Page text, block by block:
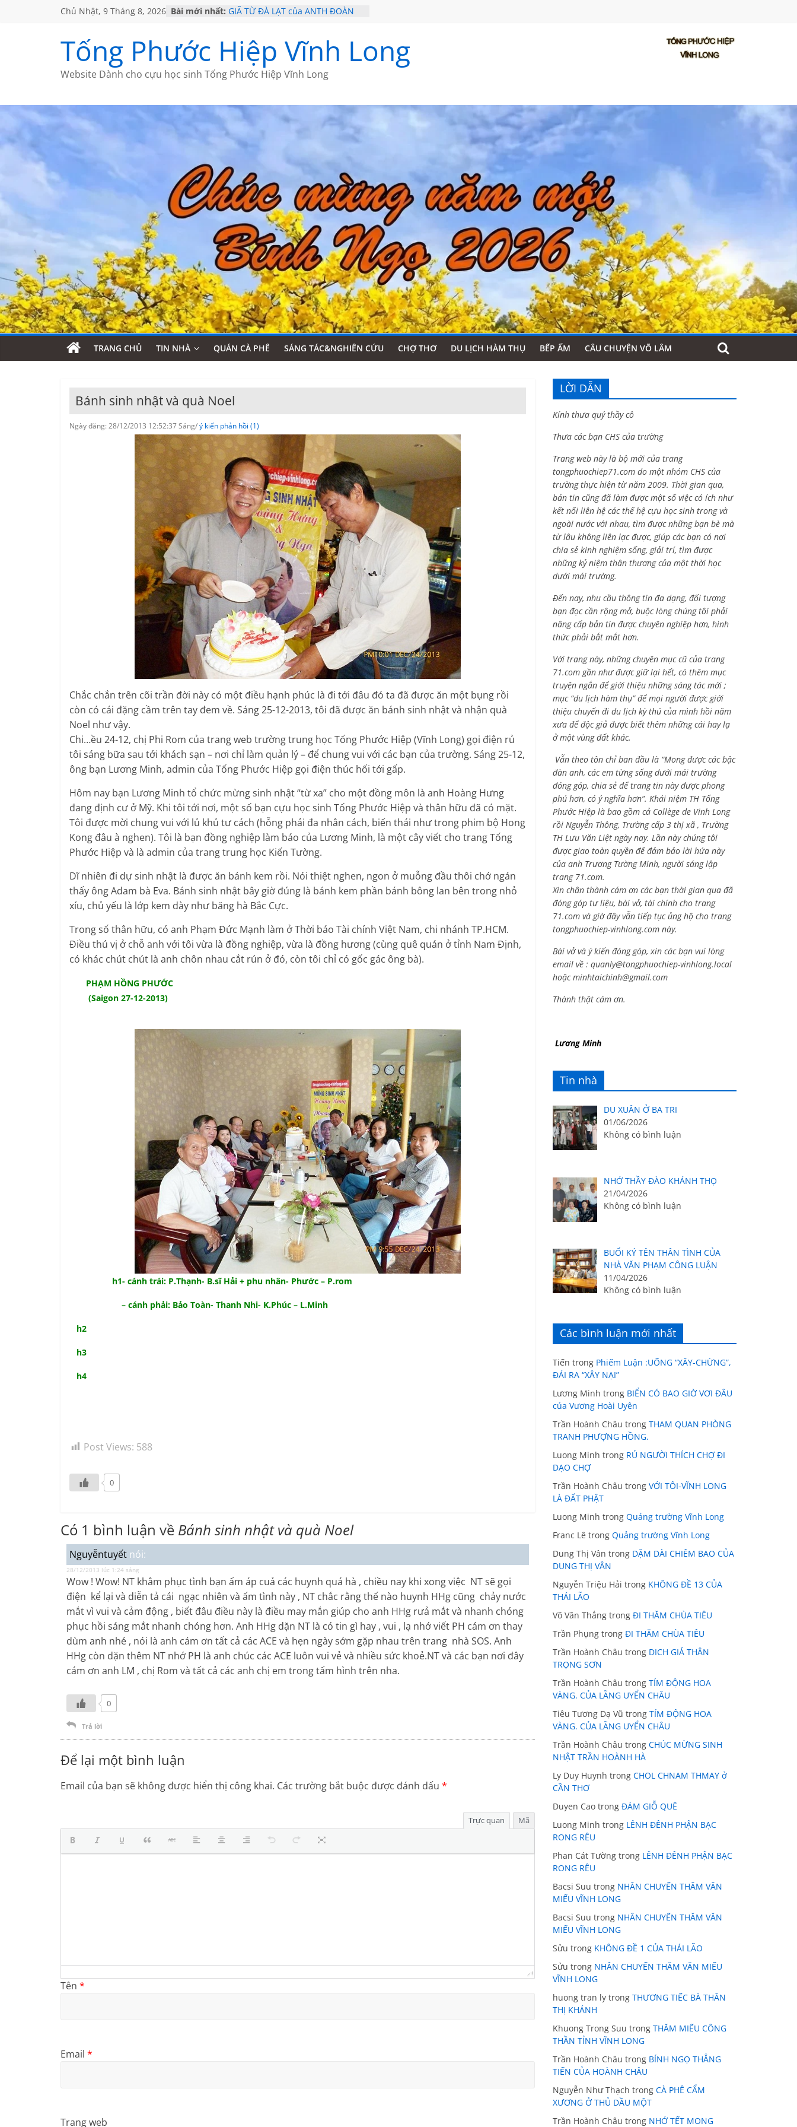
Chủ Nhật, 9 Tháng 8, 2026 Bài mới nhất: GIÃ TỪ ĐÀ LẠT của ANTH ĐOÀN
KHÔNG ĐỀ 19 CỦA THÁI LÃO
CHÙM THƠ CỦA BÍCH HÀ
Tống Phước Hiệp Vĩnh Long
Website Dành cho cựu học sinh Tống Phước Hiệp Vĩnh Long
TRANG CHỦ TIN NHÀ QUÁN CÀ PHÊ SÁNG TÁC&NGHIÊN CỨU CHỢ THƠ DU LỊCH HÀM THỤ BẾP ẤM CÂU CHUYỆN VÕ LÂM
Bánh sinh nhật và quà Noel
Ngày đăng: 28/12/2013 12:52:37 Sáng/ý kiến phản hồi (1)
Chắc chắn trên cõi trần đời này có một điều hạnh phúc là đi tới đâu đó ta đã được ăn một bụng rồi
còn có cái đặng cầm trên tay đem về. Sáng 25-12-2013, tôi đã được ăn bánh sinh nhật và nhận quà
Noel như vậy.
Chi…ều 24-12, chị Phi Rom của trang web trường trung học Tống Phước Hiệp (Vĩnh Long) gọi điện rủ
tôi sáng bữa sau tới khách sạn – nơi chỉ làm quản lý – để chung vui với các bạn của trường. Sáng 25-12,
ông bạn Lương Minh, admin của Tống Phước Hiệp gọi điện thúc hối tới gấp.
Hôm nay bạn Lương Minh tổ chức mừng sinh nhật “từ xa” cho một đồng môn là anh Hoàng Hưng
đang định cư ở Mỹ. Khi tôi tới nơi, một số bạn cựu học sinh Tống Phước Hiệp và thân hữu đã có mặt.
Tôi được mời chung vui với lủ khủ tư cách (hỗng phải đa nhân cách, biến thái như trong phim bộ Hong
Kong đâu à nghen). Tôi là bạn đồng nghiệp làm báo của Lương Minh, là một cây viết cho trang Tống
Phước Hiệp và là admin của trang trung học Kiến Tường.
Dĩ nhiên đi dự sinh nhật là được ăn bánh kem rồi. Nói thiệt nghen, ngon ở muỗng đầu thôi chớ ngán
thấy ông Adam bà Eva. Bánh sinh nhật bây giờ đúng là bánh kem phần bánh bông lan bên trong nhỏ
xíu, chủ yếu là lớp kem dày như băng hà Bắc Cực.
Trong số thân hữu, có anh Phạm Đức Mạnh làm ở Thời báo Tài chính Việt Nam, chi nhánh TP.HCM.
Điều thú vị ở chỗ anh với tôi vừa là đồng nghiệp, vừa là đồng hương (cùng quê quán ở tỉnh Nam Định,
có khác chút chút là anh chôn nhau cắt rún ở đó, còn tôi chỉ có gốc gác ông bà).
PHẠM HỒNG PHƯỚC
(Saigon 27-12-2013)
h1- cánh trái: P.Thạnh- B.sĩ Hải + phu nhân- Phước – P.rom
– cánh phải: Bảo Toàn- Thanh Nhi- K.Phúc – L.Minh
h2
h3
h4
Post Views: 588
0
Có 1 bình luận về Bánh sinh nhật và quà Noel
Nguyễntuyết nói:
28/12/2013 lúc 1:24 sáng
Wow ! Wow! NT khâm phục tình bạn ấm áp cuả các huynh quá hà , chiều nay khi xong việc NT sẽ gọi
điện kể lại và diễn tả cái ngạc nhiên và ấm tình này , NT chắc rằng thế nào huynh HHg cũng chảy nước
mắt vì vui và cảm động , biết đâu điều này là điều may mắn giúp cho anh HHg rưả mắt và nhanh chóng
phục hồi sáng mắt nhanh chóng hơn. Anh HHg dặn NT là có tin gì hay , vui , lạ nhớ viết PH cám ơn thay
dùm anh nhé , nói là anh cám ơn tất cả các ACE và hẹn ngày sớm gặp nhau trên trang nhà SOS. Anh
HHg còn dặn thêm NT nhớ PH là anh chúc các ACE luôn vui vẻ và nhiều sức khoẻ.NT và các bạn nơi đây
cám ơn anh LM , chị Rom và tất cả các anh chị em trong tấm hình trên nha.
0
Trả lời
Để lại một bình luận
Email của bạn sẽ không được hiển thị công khai. Các trường bắt buộc được đánh dấu *
Trực quan Mã
Tên *
Email *
Trang web
LỜI DẪN
Kính thưa quý thầy cô
Thưa các bạn CHS của trường
Trang web này là bộ mới của trang
tongphuochiep71.com do một nhóm CHS của
trường thực hiện từ năm 2009. Thời gian qua,
bản tin cũng đã làm được một số việc có ích như
kết nối liên hệ các thế hệ cựu học sinh trong và
ngoài nước với nhau, tìm được những bạn bè mà
từ lâu không liên lạc được, giúp các bạn có nơi
chia sẻ kinh nghiệm sống, giải trí, tìm được
những kỷ niệm thân thương của một thời học
dưới mái trường.
Đến nay, nhu cầu thông tin đa dạng, đối tượng
bạn đọc cần rộng mở, buộc lòng chúng tôi phải
nâng cấp bản tin được chuyên nghiệp hơn, hình
thức phải bắt mắt hơn.
Với trang này, những chuyên mục cũ của trang
71.com gần như được giữ lại hết, có thêm mục
truyện ngắn để giới thiệu những sáng tác mới ;
mục “du lịch hàm thụ” để mọi người được giới
thiệu chuyến đi du lịch kỳ thú của mình hồi năm
xưa để độc giả được biết thêm những cái hay lạ
ở một vùng đất khác.
Vẫn theo tôn chỉ ban đầu là “Mong được các bậc
đàn anh, các em từng sống dưới mái trường
đóng góp, chia sẻ để trang tin này được phong
phú hơn, có ý nghĩa hơn”. Khái niệm TH Tống
Phước Hiệp là bao gồm cả Collège de Vinh Long
rồi Nguyễn Thông, Trường cấp 3 thị xã , Trường
TH Lưu Văn Liệt ngày nay. Lần này chúng tôi
được giao toàn quyền để đảm bảo lời hứa này
của anh Trương Tường Minh, người sáng lập
trang 71.com.
Xin chân thành cám ơn các bạn thời gian qua đã
đóng góp tư liệu, bài vở, tài chính cho trang
71.com và giờ đây vẫn tiếp tục ủng hộ cho trang
tongphuochiep-vinhlong.com này.
Bài vở và ý kiến đóng góp, xin các bạn vui lòng
email về : quanly@tongphuochiep-vinhlong.local
hoặcminhtaichinh@gmail.com
Thành thật cám ơn.
Lương Minh
Tin nhà
DU XUÂN Ở BA TRI
01/06/2026
Không có bình luận
NHỚ THẦY ĐÀO KHÁNH THỌ
21/04/2026
Không có bình luận
BUỔI KÝ TÊN THÂN TÌNH CỦA
NHÀ VĂN PHẠM CÔNG LUẬN
11/04/2026
Không có bình luận
Các bình luận mới nhất
Tiến trong Phiếm Luận :UỐNG “XÂY-CHỪNG”,
ĐÁI RA “XÂY NẠI”
Lương Minh trong BIỂN CÓ BAO GIỜ VƠI ĐÂU
của Vương Hoài Uyên
Trần Hoành Châu trong THAM QUAN PHÒNG
TRANH PHƯỢNG HỒNG.
Luong Minh trong RỦ NGƯỜI THÍCH CHỢ ĐI
DẠO CHỢ
Trần Hoành Châu trong VỚI TÔI-VĨNH LONG
LÀ ĐẤT PHẬT
Luong Minh trong Quảng trường Vĩnh Long
Franc Lê trong Quảng trường Vĩnh Long
Dung Thị Vân trong DẶM DÀI CHIÊM BAO CỦA
DUNG THỊ VÂN
Nguyễn Triệu Hải trong KHÔNG ĐỀ 13 CỦA
THÁI LÃO
Võ Văn Thắng trong ĐI THĂM CHÙA TIÊU
Trần Phụng trong ĐI THĂM CHÙA TIÊU
Trần Hoành Châu trong DICH GIẢ THÂN
TRỌNG SƠN
Trần Hoành Châu trong TÍM ĐỘNG HOA
VÀNG. CỦA LÃNG UYỂN CHÂU
Tiêu Tương Dạ Vũ trong TÍM ĐỘNG HOA
VÀNG. CỦA LÃNG UYỂN CHÂU
Trần Hoành Châu trong CHÚC MỪNG SINH
NHẬT TRẦN HOÀNH HÀ
Ly Duy Huynh trong CHOL CHNAM THMAY ở
CẦN THƠ
Duyen Cao trong ĐÁM GIỖ QUÊ
Luong Minh trong LÊNH ĐÊNH PHẬN BẠC
RONG RÊU
Phan Cát Tường trong LÊNH ĐÊNH PHẬN BẠC
RONG RÊU
Bacsi Suu trong NHÂN CHUYẾN THĂM VĂN
MIẾU VĨNH LONG
Bacsi Suu trong NHÂN CHUYẾN THĂM VĂN
MIẾU VĨNH LONG
Sửu trong KHÔNG ĐỀ 1 CỦA THÁI LÃO
Sửu trong NHÂN CHUYẾN THĂM VĂN MIẾU
VĨNH LONG
huong tran ly trong THƯƠNG TIẾC BÀ THÂN
THỊ KHÁNH
Khuong Trong Suu trong THĂM MIẾU CÔNG
THẦN TỈNH VĨNH LONG
Trần Hoành Châu trong BÍNH NGỌ THẲNG
TIẾN CỦA HOÀNH CHÂU
Nguyễn Như Thạch trong CÀ PHÊ CẨM
XƯƠNG Ở THỦ DẦU MỘT
Trần Hoành Châu trong NHỚ TẾT MONG